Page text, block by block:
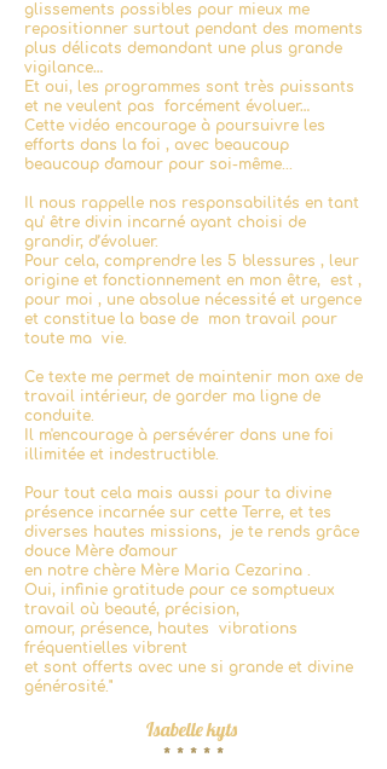
glissements possibles pour mieux me
repositionner surtout pendant des moments
plus délicats demandant une plus grande
vigilance…
Et oui, les programmes sont très puissants
et ne veulent pas forcément évoluer…
Cette vidéo encourage à poursuivre les
efforts dans la foi , avec beaucoup
beaucoup d'amour pour soi-même...
Il nous rappelle nos responsabilités en tant
qu' être divin incarné ayant choisi de
grandir, d’évoluer.
Pour cela, comprendre les 5 blessures , leur
origine et fonctionnement en mon être, est ,
pour moi , une absolue nécessité et urgence
et constitue la base de mon travail pour
toute ma vie.
Ce texte me permet de maintenir mon axe de
travail intérieur, de garder ma ligne de
conduite.
Il m'encourage à persévérer dans une foi
illimitée et indestructible.
Pour tout cela mais aussi pour ta divine
présence incarnée sur cette Terre, et tes
diverses hautes missions, je te rends grâce
douce Mère d'amour
en notre chère Mère Maria Cezarina .
Oui, infinie gratitude pour ce somptueux
travail où beauté, précision,
amour, présence, hautes vibrations
fréquentielles vibrent
et sont offerts avec une si grande et divine
générosité."
Isabellekyts
* * * * *